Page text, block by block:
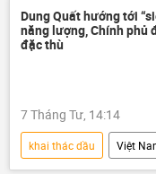
Xung đột Mỹ-Iran
xung đột quân sự
Dung Quất hướng tới
năng lượng, Chính phủ
đặc thù
7 Tháng Tư, 14:14
khai thác dầu Việt